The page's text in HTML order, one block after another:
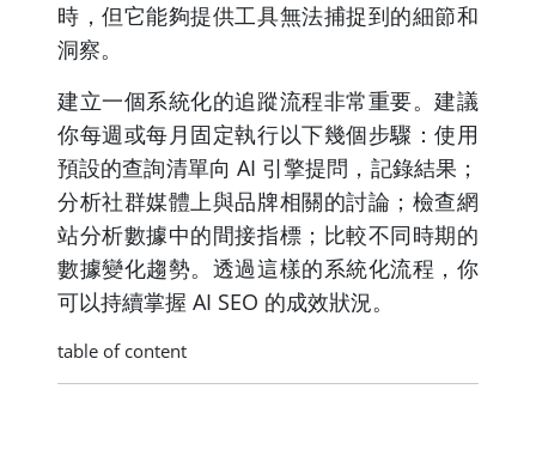
時，但它能夠提供工具無法捕捉到的細節和
洞察。
建立一個系統化的追蹤流程非常重要。建議
你每週或每月固定執行以下幾個步驟：使用
預設的查詢清單向 AI 引擎提問，記錄結果；
分析社群媒體上與品牌相關的討論；檢查網
站分析數據中的間接指標；比較不同時期的
數據變化趨勢。透過這樣的系統化流程，你
可以持續掌握 AI SEO 的成效狀況。
table of content